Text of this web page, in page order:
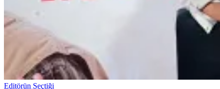
Editörün Seçtiği